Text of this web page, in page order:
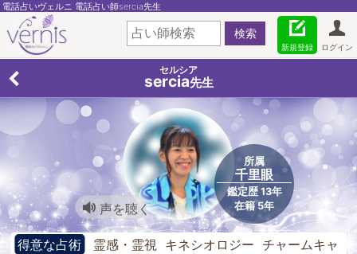
電話占いヴェルニ 電話占い師sercia先生
ログイン
新規登録
セルシア
sercia先生
所属
千里眼
鑑定歴 13年
在籍 5年
声を聴く
得意な占術
霊感・霊視 キネシオロジー チャームキャ